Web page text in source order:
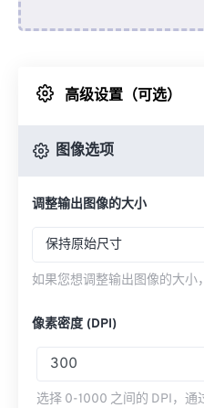
来自
高级设置（可选）
图像选项
调整输出图像的大小
保持原始尺寸
如果您想调整输出图像的大小
像素密度 (DPI)
选择 0-1000 之间的 DPI，